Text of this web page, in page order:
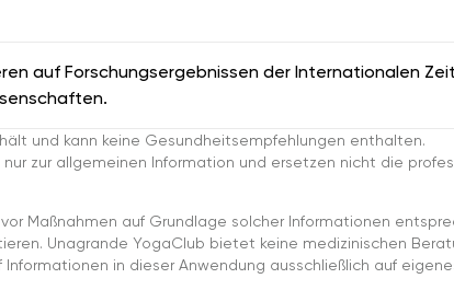
auf Forschungsergebnissen der Internationalen
und kann keine Gesundheitsempfehlungen enthalten.
zur allgemeinen Information und ersetzen nicht die
Maßnahmen auf Grundlage solcher Informationen
Unagrande YogaClub bietet keine medizinischen
in dieser Anwendung ausschließlich auf